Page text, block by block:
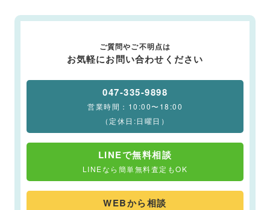
ご質問やご不明点は
お気軽にお問い合わせください
047-335-9898
営業時間：10:00〜18:00
（定休日:日曜日）
LINEで無料相談
LINEなら簡単無料査定もOK
WEBから相談